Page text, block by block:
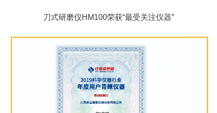
刀式研磨仪HM100荣获“最受关注仪器”